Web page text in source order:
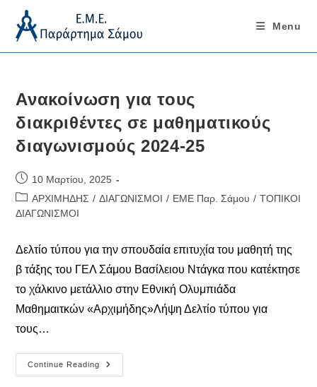
content
Menu
Ανακοίνωση για τους
διακριθέντες σε μαθηματικούς
διαγωνισμούς 2024-25
Post
published:
10 Μαρτίου, 2025
Post
category:
ΑΡΧΙΜΗΔΗΣ / ΔΙΑΓΩΝΙΣΜΟΙ / ΕΜΕ Παρ. Σάμου / ΤΟΠΙΚΟΙ
ΔΙΑΓΩΝΙΣΜΟΙ
Δελτίο τύπου για την σπουδαία επιτυχία του μαθητή της
β τάξης του ΓΕΛ Σάμου Βασίλειου Ντάγκα που κατέκτησε
το χάλκινο μετάλλιο στην Εθνική Ολυμπιάδα
Μαθημαιτκών «Αρχιμήδης»Λήψη Δελτίο τύπου για
τους…
Continue Reading
Ανακοίνωση
Για